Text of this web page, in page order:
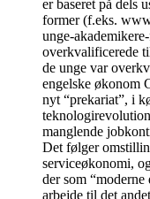
er baseret på dels
former (f.eks.
unge-
overkvalificerede
de unge var
engelske økonom
nyt “prekariat”, i
manglende
Det følger
serviceøkonomi,
der som
arbejde til det